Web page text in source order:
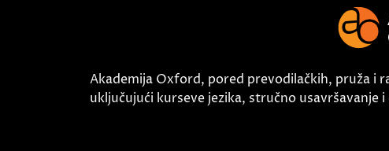
Akademija Oxford, pored prevodilačkih, pruža i
uključujući kurseve jezika, stručno usavršavanje